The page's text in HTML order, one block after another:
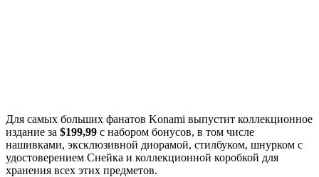
Для самых больших фанатов Konami выпустит коллекционное
издание за $199,99 с набором бонусов, в том числе
нашивками, эксклюзивной диорамой, стилбуком, шнурком с
удостоверением Снейка и коллекционной коробкой для
хранения всех этих предметов.